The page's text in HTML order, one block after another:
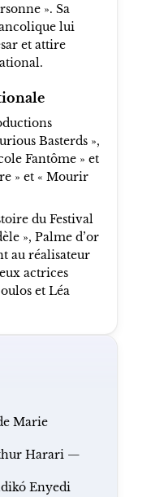
». Sa
lui
et attire
Basterds »,
Fantôme » et
» et « Mourir
du Festival
», Palme d’or
au réalisateur
actrices
et Léa
Marie
Harari —
Enyedi